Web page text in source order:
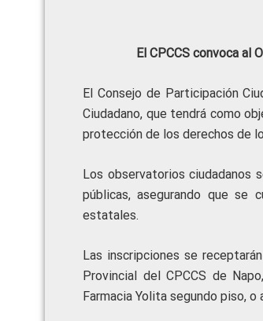
El CPCCS convoca al
El Consejo de Participación
Ciudadano, que tendrá como
protección de los derechos de
Los observatorios ciudadanos
públicas, asegurando que se
estatales.
Las inscripciones se
Provincial del CPCCS de
Farmacia Yolita segundo piso,